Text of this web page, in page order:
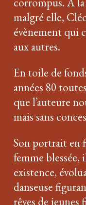
malgré elle,
évènement qui
aux autres.
En toile de
années 80
que l’auteure
mais sans
Son portrait en
femme
existence,
danseuse
rêves de jeunes